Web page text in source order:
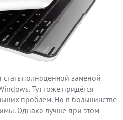
полноценной заменой
Тут тоже придётся
проблем. Но в большинстве
Однако лучше при этом